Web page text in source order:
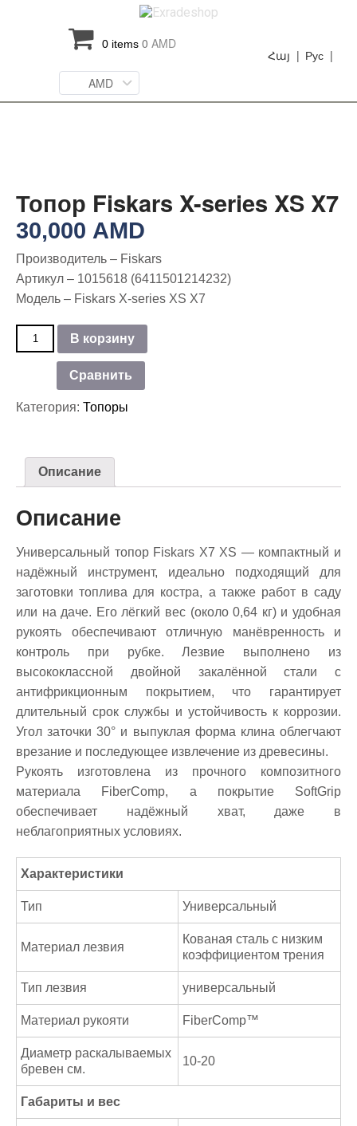
0 items 0 AMD
Рус |
Հայ |
AMD
Топор Fiskars X-series XS X7
30,000 AMD
Производитель – Fiskars
Артикул – 1015618 (6411501214232)
Модель – Fiskars X-series XS X7
Количество
series
В корзину
Сравнить
Категория: Топоры
Описание
Описание
Универсальный топор Fiskars X7 XS — компактный и
надёжный инструмент, идеально подходящий для
заготовки топлива для костра, а также работ в саду
или на даче. Его лёгкий вес (около 0,64 кг) и удобная
рукоять обеспечивают отличную манёвренность и
контроль при рубке. Лезвие выполнено из
высококлассной двойной закалённой стали с
антифрикционным покрытием, что гарантирует
длительный срок службы и устойчивость к коррозии.
Угол заточки 30° и выпуклая форма клина облегчают
врезание и последующее извлечение из древесины.
Рукоять изготовлена из прочного композитного
материала FiberComp, а покрытие SoftGrip
обеспечивает надёжный хват, даже в
неблагоприятных условиях.
Характеристики
Тип Универсальный
Материал лезвия
Кованая сталь с низким
коэффициентом трения
Тип лезвия универсальный
Материал рукояти FiberComp™
Диаметр раскалываемых
бревен см.
10-20
Габариты и вес